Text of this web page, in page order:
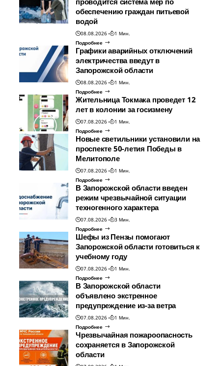
обеспечению граждан питьевой
водой
08.08.2026
1 Мин.
Подробнее
Графики аварийных отключений
электричества введут в
Запорожской области
08.08.2026
1 Мин.
Подробнее
Жительница Токмака проведет 12
лет в колонии за госизмену
07.08.2026
1 Мин.
Подробнее
Новые светильники установили на
проспекте 50-летия Победы в
Мелитополе
07.08.2026
1 Мин.
Подробнее
В Запорожской области введен
режим чрезвычайной ситуации
техногенного характера
07.08.2026
3 Мин.
Подробнее
Шефы из Пензы помогают
Запорожской области готовиться к
учебному году
07.08.2026
1 Мин.
Подробнее
В Запорожской области
объявлено экстренное
предупреждение из-за ветра
07.08.2026
1 Мин.
Подробнее
Чрезвычайная пожароопасность
сохраняется в Запорожской
области